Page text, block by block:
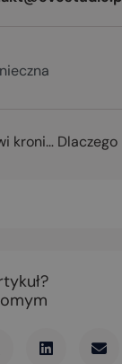
Po co deweloperowi kronika budowy? Poznaj 4 korzyści, które usprawnią działania marketingu i sprzedaży